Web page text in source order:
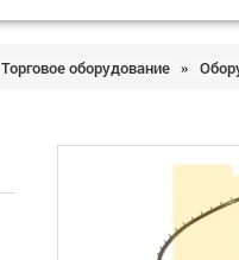
Торговое оборудование »